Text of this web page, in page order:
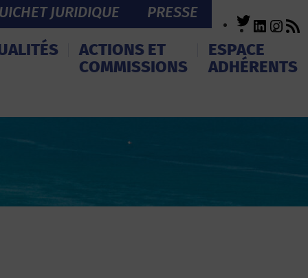
JURIDIQUE PRESSE Twitter
ACTIONS ET
COMMISSIONS
ESPACE
ADHÉRENTS